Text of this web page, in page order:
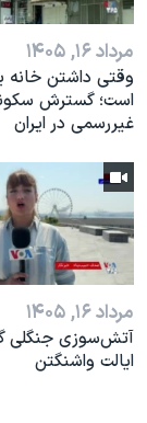
مرداد ۱۶, ۱۴۰۵
وقتی داشتن خانه
است؛ گسترش
غیررسمی در ایران
مرداد ۱۶, ۱۴۰۵
آتش‌سوزی جنگلی
ایالت واشنگتن